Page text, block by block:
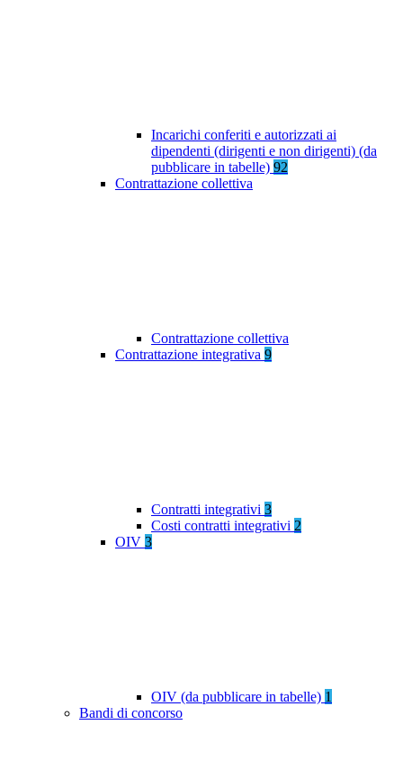
Incarichi conferiti e autorizzati ai
dipendenti (dirigenti e non dirigenti) (da
pubblicare in tabelle) 92
Contrattazione collettiva
Contrattazione collettiva
Contrattazione integrativa 9
Contratti integrativi 3
Costi contratti integrativi 2
OIV 3
OIV (da pubblicare in tabelle) 1
Bandi di concorso